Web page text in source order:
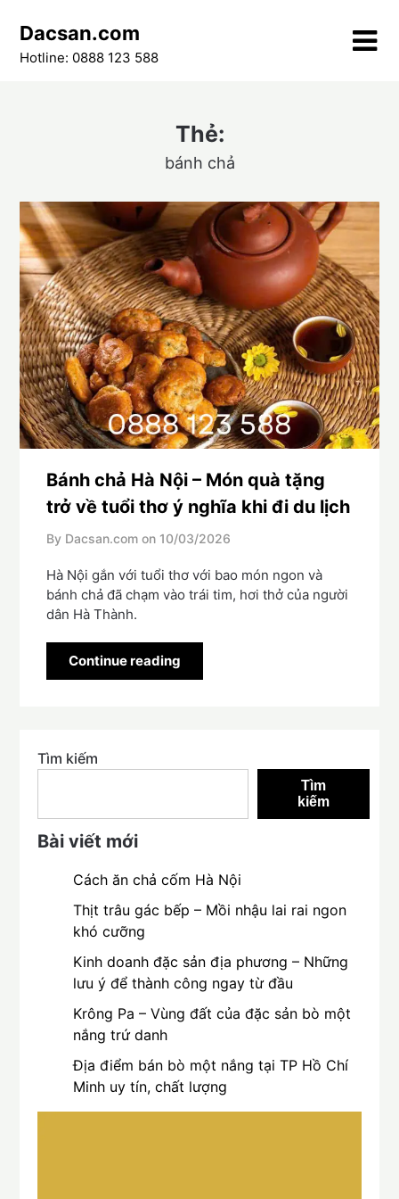
content
Dacsan.com
Hotline: 0888 123 588
Thẻ:
bánh chả
Bánh chả Hà Nội – Món quà tặng
trở về tuổi thơ ý nghĩa khi đi du lịch
By Dacsan.com on 10/03/2026
Hà Nội gắn với tuổi thơ với bao món ngon và
bánh chả đã chạm vào trái tim, hơi thở của người
dân Hà Thành.
Continue reading
Tìm kiếm
Tìm
kiếm
Bài viết mới
Cách ăn chả cốm Hà Nội
Thịt trâu gác bếp – Mồi nhậu lai rai ngon
khó cưỡng
Kinh doanh đặc sản địa phương – Những
lưu ý để thành công ngay từ đầu
Krông Pa – Vùng đất của đặc sản bò một
nắng trứ danh
Địa điểm bán bò một nắng tại TP Hồ Chí
Minh uy tín, chất lượng